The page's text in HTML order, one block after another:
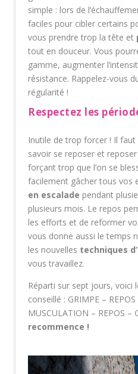
simple : lors de
faciles pour cibler certains
vous prendre trop la tête et
tout en douceur. Vous
gamme, augmenter
résistance. Rappelez-vous
régularité !
Respectez les
Inutile de trop forcer ! Il
savoir se reposer et reposer
forçant trop que l’on se
facilement gâcher tous vos
en escalade pendant
plusieurs mois. Le repos
les efforts et de reformer
vous donne aussi le temps
les nouvelles techniques
vous travaillez.
Réparti sur sept jours, voici
conseillé : GRIMPE –
MUSCULATION – REPOS –
recommence !